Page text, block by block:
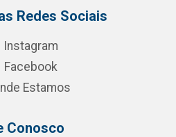
Redes Sociais
Instagram
Facebook
Estamos
Conosco